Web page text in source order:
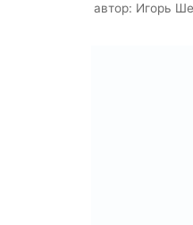
автор: Игорь